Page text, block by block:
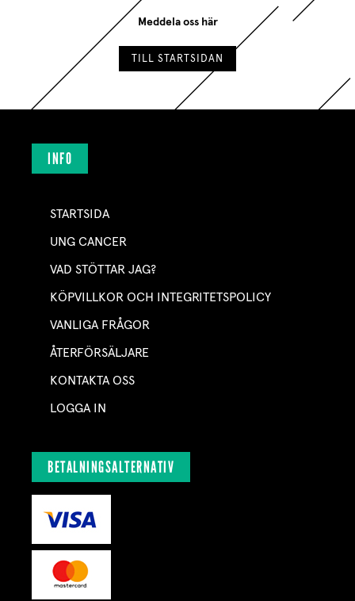
Meddela oss här
TILL STARTSIDAN
INFO
STARTSIDA
UNG CANCER
VAD STÖTTAR JAG?
KÖPVILLKOR OCH INTEGRITETSPOLICY
VANLIGA FRÅGOR
ÅTERFÖRSÄLJARE
KONTAKTA OSS
LOGGA IN
BETALNINGSALTERNATIV